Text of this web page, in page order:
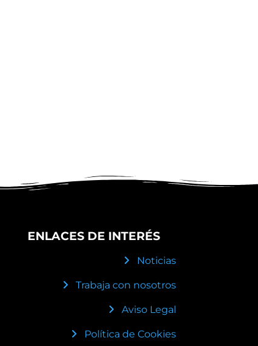
ENLACES DE INTERÉS
Noticias
Trabaja con nosotros
Aviso Legal
Política de Cookies